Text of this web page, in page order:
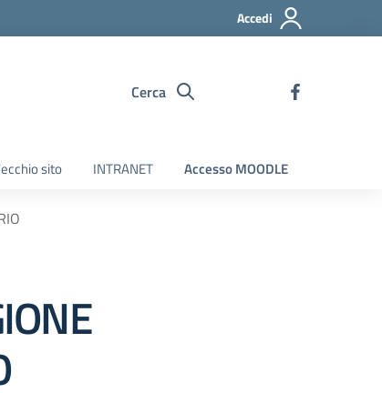
Accedi
Cerca
sito INTRANET Accesso MOODLE